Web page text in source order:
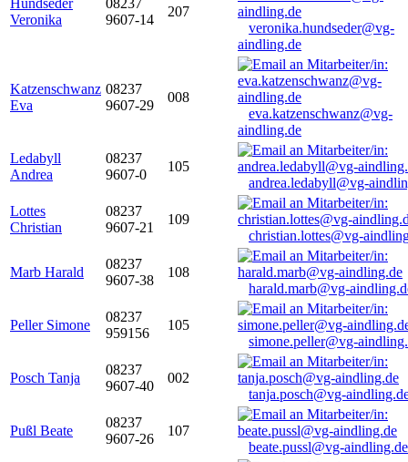
Hundseder
Veronika
08237
9607-14
207
veronika.hundseder@vg-
aindling.de
Katzenschwanz
Eva
08237
9607-29
008
eva.katzenschwanz@vg-
aindling.de
Ledabyll
Andrea
08237
9607-0
105
andrea.ledabyll@vg-
Lottes
Christian
08237
9607-21
109
christian.lottes@vg-
Marb Harald
08237
9607-38
108
harald.marb@vg-
Peller Simone
08237
959156
105
simone.peller@vg-
Posch Tanja
08237
9607-40
002
tanja.posch@vg-
Pußl Beate
08237
9607-26
107
beate.pussl@vg-aindling.de